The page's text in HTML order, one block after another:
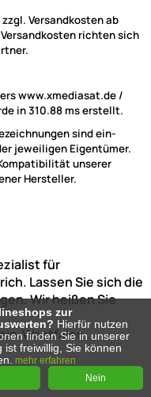
Versandkosten ab
richten sich
www.xmediasat.de /
in 310.88 ms erstellt.
sind ein-
jeweiligen Eigentümer.
unserer
Hersteller.
für
Lassen Sie sich die
Wir heißen Sie
Westfalen
zur
Hierfür nutzen
finden Sie in unserer
ist freiwillig, Sie können
mehr erfahren
Nein